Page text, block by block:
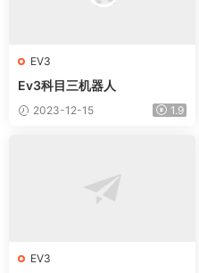
EV3
Ev3科目三机器人
2023-12-15 1.9
EV3